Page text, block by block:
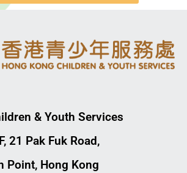
& Youth Services
21 Pak Fuk Road,
Hong Kong